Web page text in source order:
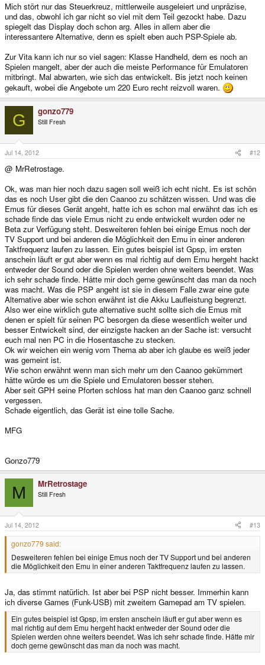
Mich stört nur das Steuerkreuz, mittlerweile ausgeleiert und unpräzise,
und das, obwohl ich gar nicht so viel mit dem Teil gezockt habe. Dazu
spiegelt das Display doch schon arg. Alles in allem aber die
interessantere Alternative, denn es spielt eben auch PSP-Spiele ab.
Zur Vita kann ich nur so viel sagen: Klasse Handheld, dem es noch an
Spielen mangelt, aber der auch die meiste Performance für Emulatoren
mitbringt. Mal abwarten, wie sich das entwickelt. Bis jetzt noch keinen
gekauft, wobei die Angebote um 220 Euro recht reizvoll waren.
G gonzo779
Still Fresh
Jul 14, 2012 #12
@ MrRetrostage.
Ok, was man hier noch dazu sagen soll weiß ich echt nicht. Es ist schön
das es noch User gibt die den Caanoo zu schätzen wissen. Und was die
Emus für dieses Gerät angeht, hatte ich es schon mal erwähnt das ich es
schade finde das viele Emus nicht zu ende entwickelt wurden oder ne
Beta zur Verfügung steht. Desweiteren fehlen bei einige Emus noch der
TV Support und bei anderen die Möglichkeit den Emu in einer anderen
Taktfrequenz laufen zu lassen. Ein gutes beispiel ist Gpsp, im ersten
anschein läuft er gut aber wenn es mal richtig auf dem Emu hergeht hackt
entweder der Sound oder die Spielen werden ohne weiters beendet. Was
ich sehr schade finde. Hätte mir doch gerne gewünscht das man da noch
was macht. Was die PSP angeht ist sie in diesem Falle zwar eine gute
Alternative aber wie schon erwähnt ist die Akku Laufleistung begrenzt.
Also wer eine wirklich gute alternative sucht sollte sich die Emus mit
denen er spielt für seinen PC besorgen da diese wesentlich weiter und
besser Entwickelt sind, der einzigste hacken an der Sache ist: versucht
euch mal nen PC in die Hosentasche zu stecken.
Ok wir weichen ein wenig vom Thema ab aber ich glaube es weiß jeder
was gemeint ist.
Wie schon erwähnt wenn man sich mehr um den Caanoo gekümmert
hätte würde es um die Spiele und Emulatoren besser stehen.
Aber seit GPH seine Pforten schloss hat man den Caanoo ganz schnell
vergessen.
Schade eigentlich, das Gerät ist eine tolle Sache.
MFG
Gonzo779
M MrRetrostage
Still Fresh
Jul 14, 2012 #13
gonzo779 said:
Desweiteren fehlen bei einige Emus noch der TV Support und bei anderen
die Möglichkeit den Emu in einer anderen Taktfrequenz laufen zu lassen.
Ja, das stimmt natürlich. Ist aber bei PSP nicht besser. Immerhin kann
ich diverse Games (Funk-USB) mit zweitem Gamepad am TV spielen.
Ein gutes beispiel ist Gpsp, im ersten anschein läuft er gut aber wenn es
mal richtig auf dem Emu hergeht hackt entweder der Sound oder die
Spielen werden ohne weiters beendet. Was ich sehr schade finde. Hätte mir
doch gerne gewünscht das man da noch was macht.